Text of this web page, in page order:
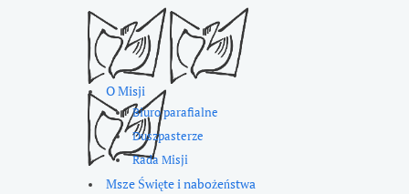
O Misji
Biuro parafialne
Duszpasterze
Rada Misji
Msze Święte i nabożeństwa